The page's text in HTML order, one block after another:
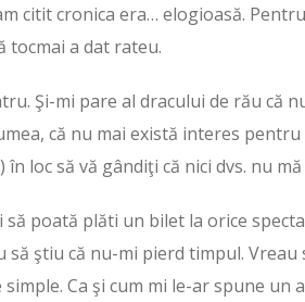
citit cronica era… elogioasă.
tocmai a dat rateu.
Şi-mi pare al dracului de rău că
că nu mai există interes
loc să vă gândiţi că nici dvs. nu
poată plăti un bilet la orice
ştiu că nu-mi pierd timpul. Vreau
Ca şi cum mi le-ar spune un